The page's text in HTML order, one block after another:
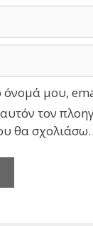
μου,
τον
θα σχολιάσω.